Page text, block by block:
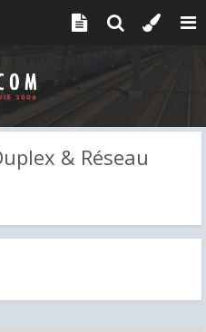
& Réseau